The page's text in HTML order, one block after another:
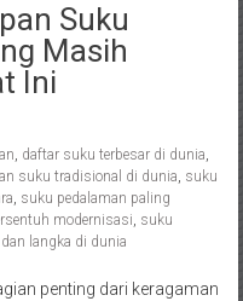
Suku
Masih
Ini
, daftar suku terbesar di dunia,
suku tradisional di dunia, suku
, suku pedalaman paling
modernisasi, suku
langka di dunia
penting dari keragaman